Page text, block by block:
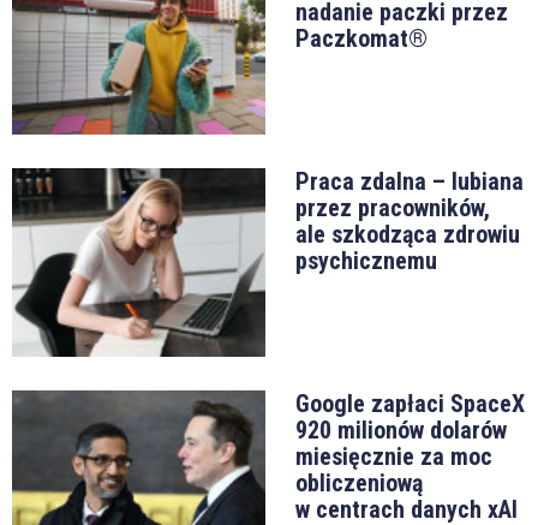
nadanie paczki przez
Paczkomat®
Praca zdalna – lubiana
przez pracowników,
ale szkodząca zdrowiu
psychicznemu
Google zapłaci SpaceX
920 milionów dolarów
miesięcznie za moc
obliczeniową
w centrach danych xAI